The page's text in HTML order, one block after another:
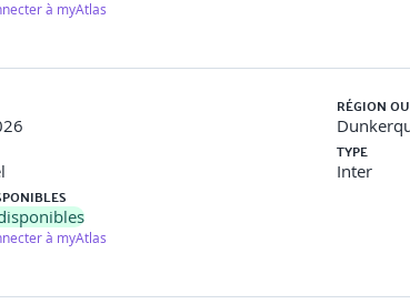
à myAtlas
RÉGION
TYPE
Inter
à myAtlas